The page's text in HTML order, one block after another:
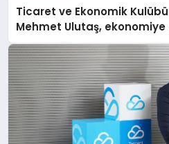
Ticaret ve Ekonomik Kulübü
Mehmet Ulutaş, ekonomiye
açıklamada şunları